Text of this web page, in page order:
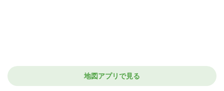
地図アプリで見る